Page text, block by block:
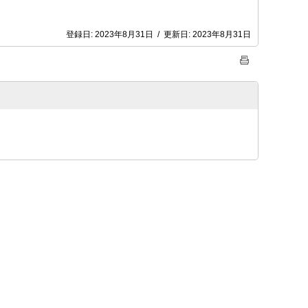
登録日: 2023年8月31日 / 更新日: 2023年8月31日